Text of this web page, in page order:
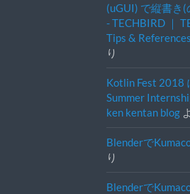
(uGUI) で縦書き
- TECHBIRD ｜
Tips &
り
Kotlin Fest 2018
Summer
ken kentan blog
Blenderで
り
Blenderで